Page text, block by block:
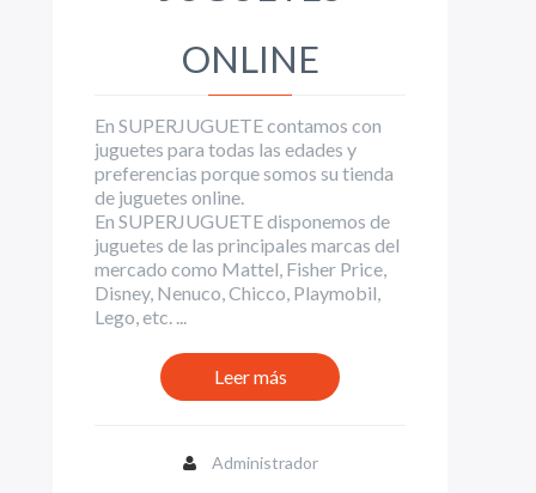
ONLINE
En SUPERJUGUETE contamos con
juguetes para todas las edades y
preferencias porque somos su tienda
de juguetes online.
En SUPERJUGUETE disponemos de
juguetes de las principales marcas del
mercado como Mattel, Fisher Price,
Disney, Nenuco, Chicco, Playmobil,
Lego, etc. ...
Leer más
Administrador